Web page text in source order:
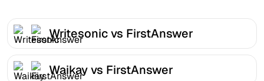
Writesonic vs FirstAnswer
Waikay vs FirstAnswer